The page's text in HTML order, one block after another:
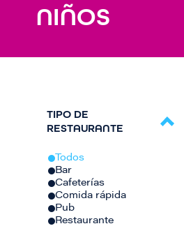
NIÑOS
TIPO DE
RESTAURANTE
Todos
Bar
Cafeterías
Comida rápida
Pub
Restaurante